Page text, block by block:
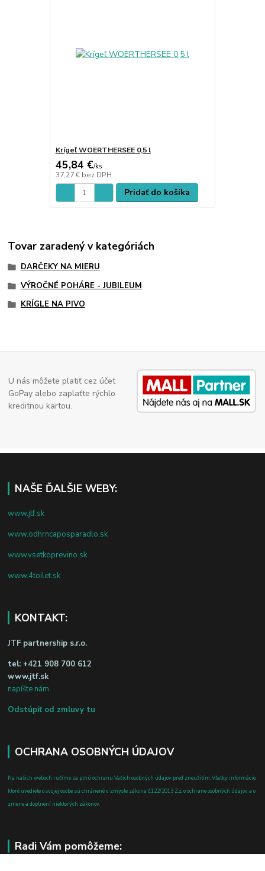
Krígeľ WOERTHERSEE 0,5 l
45,84 €/ks
37,27 € bez DPH
Pridať do košíka
Tovar zaradený v kategóriách
DARČEKY NA MIERU
VÝROČNÉ POHÁRE - JUBILEUM
KRÍGLE NA PIVO
U nás môžete platiť cez účet
GoPay alebo zaplaťte rýchlo
kreditnou kartou.
NAŠE ĎALŠIE WEBY:
www.jtf.sk
www.odhrncaposparadlo.sk
www.vsetkoprevino.sk
www.4toilet.sk
KONTAKT:
JTF partnership s.r.o.
tel: +421 908 700 612
www.jtf.sk
napíšte nám
Odstúpiť od zmluvy tu
OCHRANA OSOBNÝCH ÚDAJOV
Na našich weboch ručíme za plnú ochranu Vašich osobných údajov pred zneužitím. Všetky informácie,
ktoré uvediete o svojej osobe, sú chránené v zmysle zákona č.122/2013 Z.z. o ochrane osobných údajov a o
zmene a doplnení niektorých zákonov.
Radi Vám pomôžeme: